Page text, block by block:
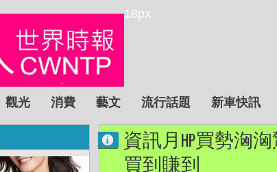
18px
觀光 消費 藝文 流行話題 新車快訊
資訊月HP買勢洶
買到賺到